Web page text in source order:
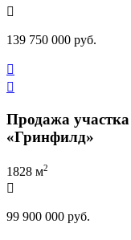

139 750 000 руб.


Продажа
«Гринфилд»
1828 м2

99 900 000 руб.